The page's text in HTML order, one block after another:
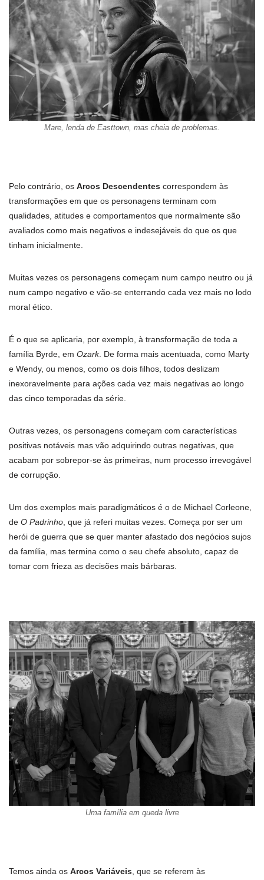
Mare, lenda de Easttown, mas cheia de problemas.
Pelo contrário, os Arcos Descendentes correspondem às
transformações em que os personagens terminam com
qualidades, atitudes e comportamentos que normalmente são
avaliados como mais negativos e indesejáveis do que os que
tinham inicialmente.
Muitas vezes os personagens começam num campo neutro ou já
num campo negativo e vão-se enterrando cada vez mais no lodo
moral ético.
É o que se aplicaria, por exemplo, à transformação de toda a
família Byrde, em Ozark. De forma mais acentuada, como Marty
e Wendy, ou menos, como os dois filhos, todos deslizam
inexoravelmente para ações cada vez mais negativas ao longo
das cinco temporadas da série.
Outras vezes, os personagens começam com características
positivas notáveis mas vão adquirindo outras negativas, que
acabam por sobrepor-se às primeiras, num processo irrevogável
de corrupção.
Um dos exemplos mais paradigmáticos é o de Michael Corleone,
de O Padrinho, que já referi muitas vezes. Começa por ser um
herói de guerra que se quer manter afastado dos negócios sujos
da família, mas termina como o seu chefe absoluto, capaz de
tomar com frieza as decisões mais bárbaras.
Uma família em queda livre
Temos ainda os Arcos Variáveis , que se referem às